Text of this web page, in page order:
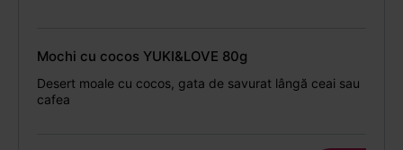
Mochi cu cocos YUKI&LOVE 80g
Desert moale cu cocos, gata de savurat lângă ceai sau
cafea